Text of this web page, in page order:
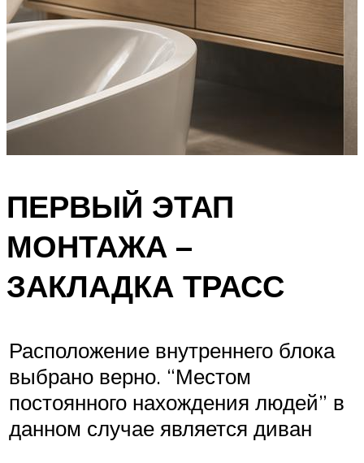
ПЕРВЫЙ ЭТАП
МОНТАЖА –
ЗАКЛАДКА ТРАСС
Расположение внутреннего блока
выбрано верно. “Местом
постоянного нахождения людей” в
данном случае является диван